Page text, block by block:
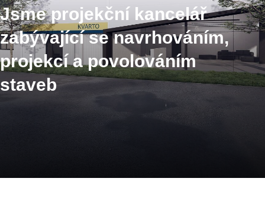
Jsme projekční kancelář
zabývající se navrhováním,
projekcí a povolováním
staveb